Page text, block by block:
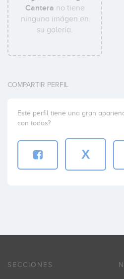
Cantera no tiene
ninguna imágen en
su galería.
COMPARTIR PERFIL
Este perfil tiene una gran
con todos?
X
SECCIONES